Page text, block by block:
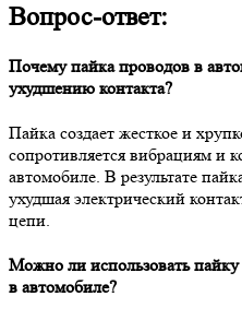
Вопрос-ответ:
Почему пайка проводов в
ухудшению контакта?
Пайка создает жесткое и
сопротивляется вибрациям и
автомобиле. В результате
ухудшая электрический
цепи.
Можно ли использовать
в автомобиле?